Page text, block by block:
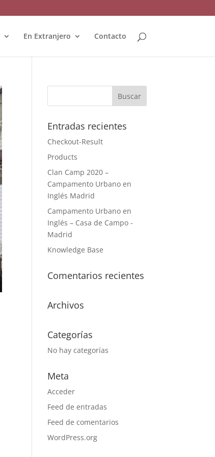
En Extranjero Contacto
Entradas recientes
Checkout-Result
Products
Clan Camp 2020 –
Campamento Urbano en
Inglés Madrid
Campamento Urbano en
Inglés – Casa de Campo -
Madrid
Knowledge Base
Comentarios recientes
Archivos
Categorías
No hay categorías
Meta
Acceder
Feed de entradas
Feed de comentarios
WordPress.org